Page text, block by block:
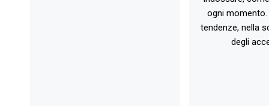
ogni
tendenze, nella
degli